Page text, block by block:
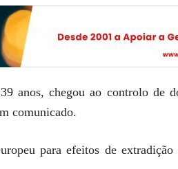
anos, chegou ao controlo de
comunicado.
para efeitos de